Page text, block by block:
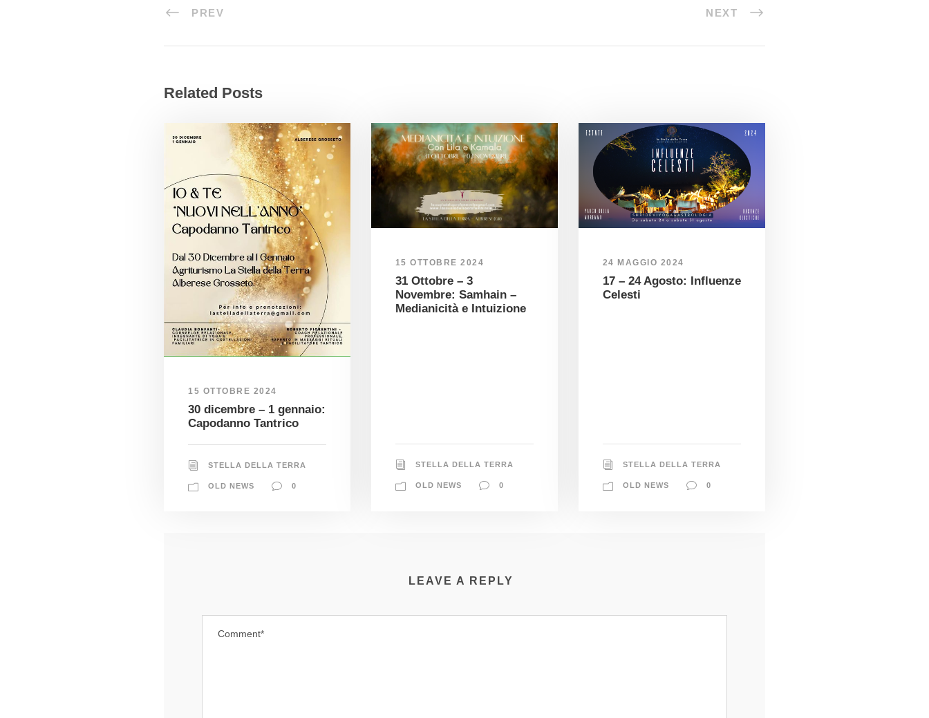
PREV NEXT
Related Posts
15 OTTOBRE 2024
30 dicembre – 1 gennaio:
Capodanno Tantrico
STELLA DELLA TERRA
OLD NEWS 0
15 OTTOBRE 2024
31 Ottobre – 3
Novembre: Samhain –
Medianicità e Intuizione
STELLA DELLA TERRA
OLD NEWS 0
24 MAGGIO 2024
17 – 24 Agosto: Influenze
Celesti
STELLA DELLA TERRA
OLD NEWS 0
LEAVE A REPLY